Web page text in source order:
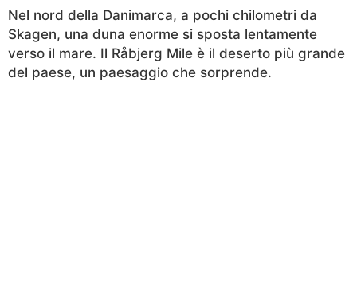
Nel nord della Danimarca, a pochi chilometri da
Skagen, una duna enorme si sposta lentamente
verso il mare. Il Råbjerg Mile è il deserto più grande
del paese, un paesaggio che sorprende.